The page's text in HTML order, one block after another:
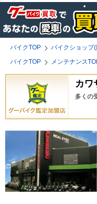
バイクTOP バイクショップ
バイクTOP
メンテナンス
カワ
多くの